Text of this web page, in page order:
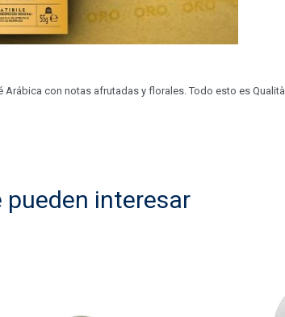
con notas afrutadas y florales. Todo esto es Qualità
interesar